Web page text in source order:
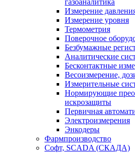
газоаналитика
Измерение
Измерение уровня
Термометрия
Поверочное
Безбумажные
Аналитические
Бесконтактные
Весоизмерение,
Измерительные
Нормирующие
искрозащиты
Первичная
Электроизмерения
Энкодеры
Фармпроизводство
Софт, SCADA (СКАДА)